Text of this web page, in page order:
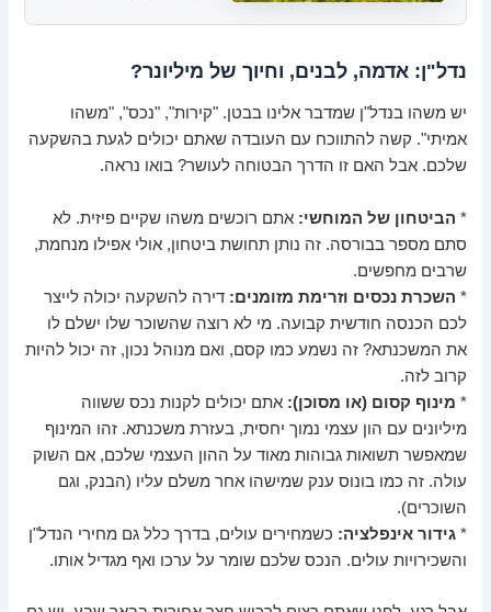
נדל"ן: אדמה, לבנים, וחיוך של מיליונר?
יש משהו בנדל"ן שמדבר אלינו בבטן. "קירות", "נכס", "משהו
אמיתי". קשה להתווכח עם העובדה שאתם יכולים לגעת בהשקעה
שלכם. אבל האם זו הדרך הבטוחה לעושר? בואו נראה.
* הביטחון של המוחשי: אתם רוכשים משהו שקיים פיזית. לא
סתם מספר בבורסה. זה נותן תחושת ביטחון, אולי אפילו מנחמת,
שרבים מחפשים.
* השכרת נכסים וזרימת מזומנים: דירה להשקעה יכולה לייצר
לכם הכנסה חודשית קבועה. מי לא רוצה שהשוכר שלו ישלם לו
את המשכנתא? זה נשמע כמו קסם, ואם מנוהל נכון, זה יכול להיות
קרוב לזה.
* מינוף קסום (או מסוכן): אתם יכולים לקנות נכס ששווה
מיליונים עם הון עצמי נמוך יחסית, בעזרת משכנתא. זהו המינוף
שמאפשר תשואות גבוהות מאוד על ההון העצמי שלכם, אם השוק
עולה. זה כמו בונוס ענק שמישהו אחר משלם עליו (הבנק, וגם
השוכרים).
*גידור אינפלציה: כשמחירים עולים, בדרך כלל גם מחירי הנדל"ן
והשכירויות עולים. הנכס שלכם שומר על ערכו ואף מגדיל אותו.